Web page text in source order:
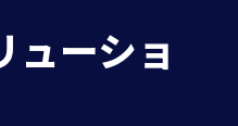
ーム
ューショ